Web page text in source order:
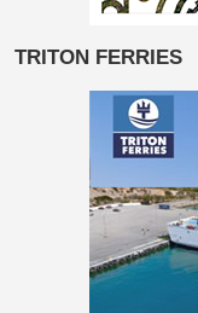
TRITON FERRIES